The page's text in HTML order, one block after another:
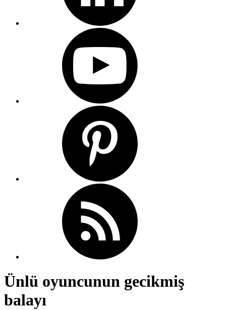
Ünlü oyuncunun gecikmiş
balayı